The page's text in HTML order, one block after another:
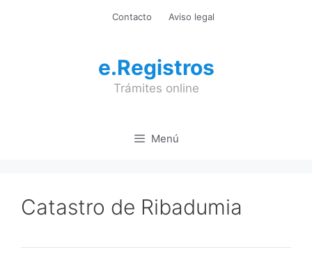
Contacto Aviso legal
e.Registros
Trámites online
Menú
Catastro de Ribadumia